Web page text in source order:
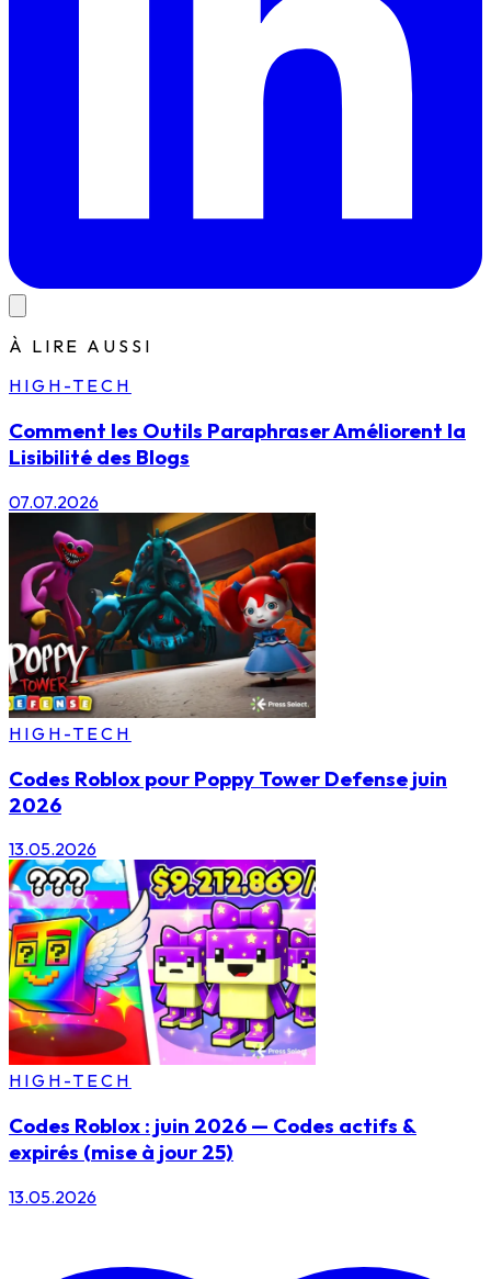
À LIRE AUSSI
HIGH-TECH
Comment les Outils Paraphraser Améliorent la
Lisibilité des Blogs
07.07.2026
HIGH-TECH
Codes Roblox pour Poppy Tower Defense juin
2026
13.05.2026
HIGH-TECH
Codes Roblox : juin 2026 — Codes actifs &
expirés (mise à jour 25)
13.05.2026